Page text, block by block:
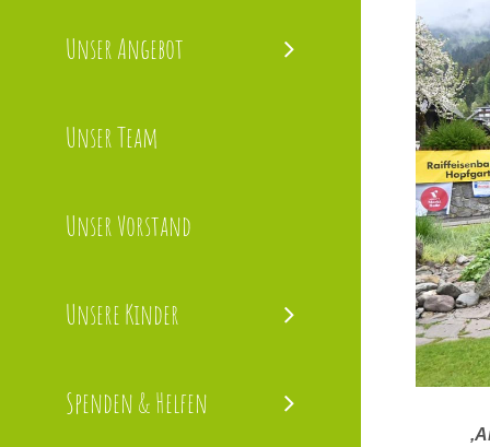
Unser Angebot
Unser Team
Unser Vorstand
Unsere Kinder
Spenden & Helfen